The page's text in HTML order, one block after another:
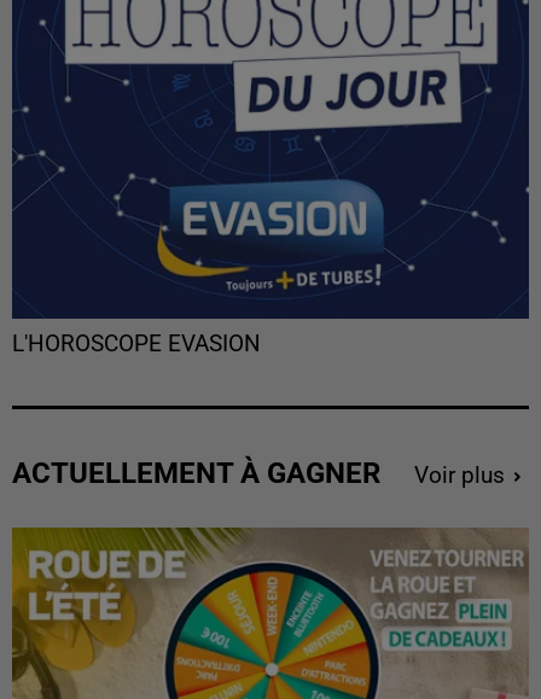
L'HOROSCOPE EVASION
ACTUELLEMENT À GAGNER Voir plus